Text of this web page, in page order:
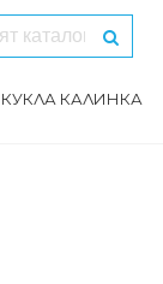
КУКЛА КАЛИНКА